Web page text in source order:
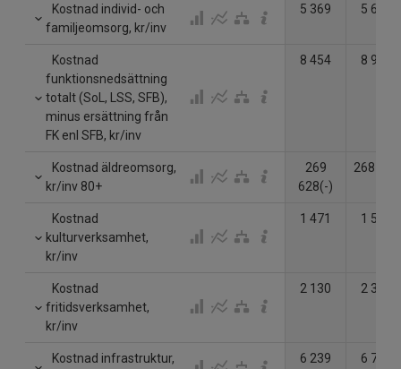
Kostnad individ- och
familjeomsorg, kr/inv
5 369 5 683
Kostnad
funktionsnedsättning
totalt (SoL, LSS, SFB),
minus ersättning från
FK enl SFB, kr/inv
8 454 8 918
Kostnad äldreomsorg,
kr/inv 80+
269
628(-)
268 631
Kostnad
kulturverksamhet,
kr/inv
1 471 1 534
Kostnad
fritidsverksamhet,
kr/inv
2 130 2 320
Kostnad infrastruktur,
6 239 6 743